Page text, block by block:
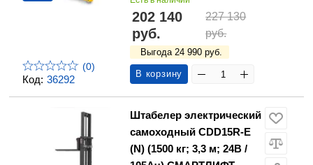
Код: 36292
(0)
202 140
руб.
227 130
руб.
Выгода 24 990 руб.
В корзину
Штабелер электрический
самоходный CDD15R-E
(N) (1500 кг; 3,3 м; 24В /